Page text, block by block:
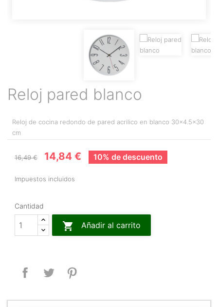
Reloj pared blanco
Reloj de cocina redondo de pared acrilico en blanco 30x4.5x30
cm
16,49 € 14,84 € 10% de descuento
Impuestos incluidos
Cantidad
 Añadir al carrito
CompartirTuitear